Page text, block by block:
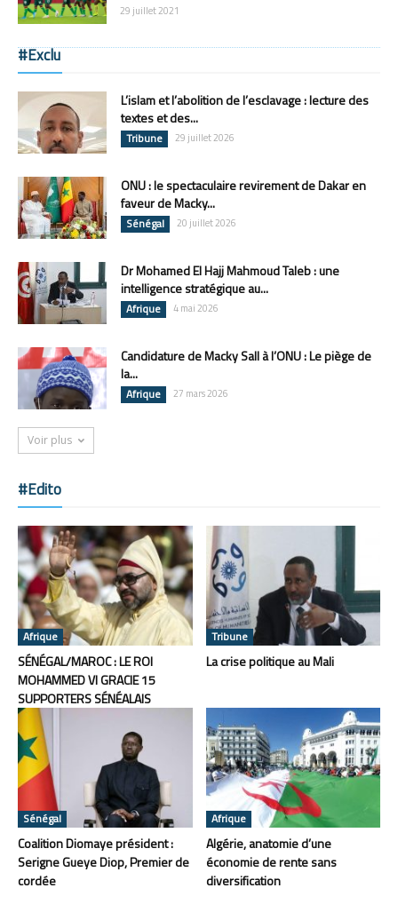
29 juillet 2021
#Exclu
L’islam et l’abolition de l’esclavage : lecture des
textes et des...
Tribune 29 juillet 2026
ONU : le spectaculaire revirement de Dakar en
faveur de Macky...
Sénégal 20 juillet 2026
Dr Mohamed El Hajj Mahmoud Taleb : une
intelligence stratégique au...
Afrique 4 mai 2026
Candidature de Macky Sall à l’ONU : Le piège de
la...
Afrique 27 mars 2026
Voir plus
#Edito
Afrique
SÉNÉGAL/MAROC : LE ROI
MOHAMMED VI GRACIE 15
SUPPORTERS SÉNÉALAIS
Tribune
La crise politique au Mali
Sénégal
Coalition Diomaye président :
Serigne Gueye Diop, Premier de
cordée
Afrique
Algérie, anatomie d’une
économie de rente sans
diversification